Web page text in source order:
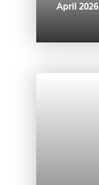
April 2026